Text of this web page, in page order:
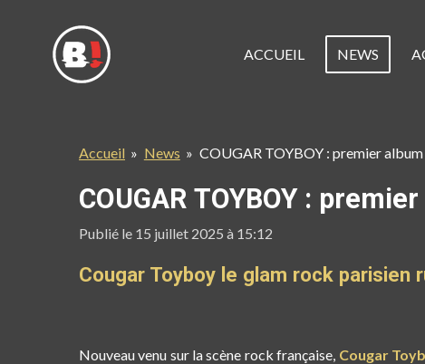
contenu
ACCUEIL NEWS
Accueil » News » COUGAR TOYBOY : premier
COUGAR TOYBOY :
Publié le 15 juillet 2025 à 15:12
Cougar Toyboy le glam rock parisien
Nouveau venu sur la scène rock française, Cougar